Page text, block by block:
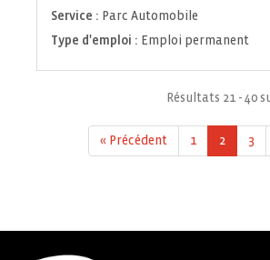
Service : Parc Automobile
Type d'emploi : Emploi permanent
Résultats 21 - 40
« Précédent 1 2 3